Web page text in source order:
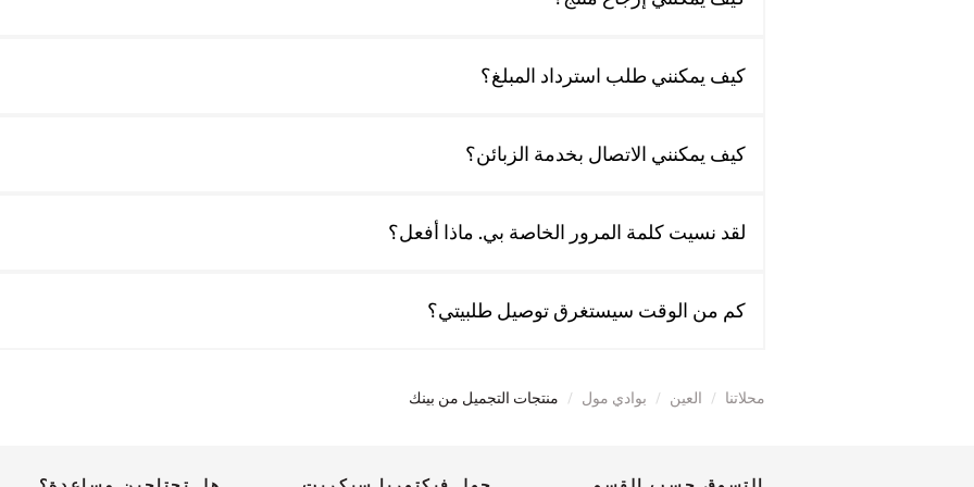
كيف يمكنني طلب استرداد المبلغ؟
كيف يمكنني الاتصال بخدمة الزبائن؟
لقد نسيت كلمة المرور الخاصة بي. ماذا أفعل؟
كم من الوقت سيستغرق توصيل طلبيتي؟
محلاتنا / العين / بوادي مول / منتجات التجميل من بينك